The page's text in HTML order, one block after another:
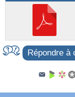
Répondre à